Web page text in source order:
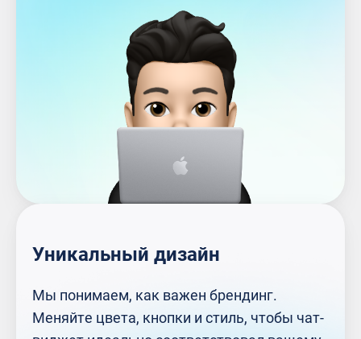
Уникальный дизайн
Мы понимаем, как важен брендинг.
Меняйте цвета, кнопки и стиль, чтобы чат-